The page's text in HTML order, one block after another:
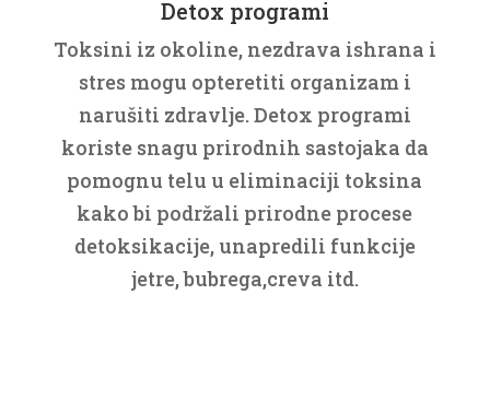
Detox programi
Toksini iz okoline, nezdrava ishrana i
stres mogu opteretiti organizam i
narušiti zdravlje. Detox programi
koriste snagu prirodnih sastojaka da
pomognu telu u eliminaciji toksina
kako bi podržali prirodne procese
detoksikacije, unapredili funkcije
jetre, bubrega,creva itd.